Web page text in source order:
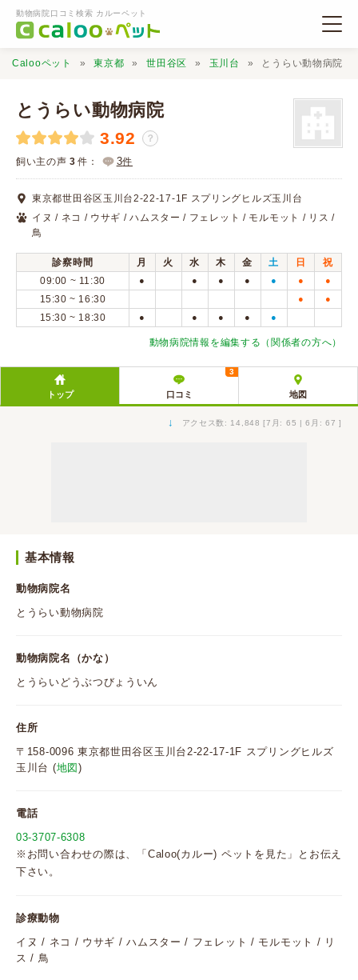
動物病院口コミ検索 カルーペット
動物病院検索
口コミ検索
Calooペットとは？
口コミ投稿
Calooペット 東京都 世田谷区 玉川台 とうらい動物病院
とうらい動物病院
3.92 ？
飼い主の声 3 件： 3件
東京都世田谷区玉川台2-22-17-1F スプリングヒルズ玉川台
イヌ / ネコ / ウサギ / ハムスター / フェレット / モルモット / リス /
鳥
診察時間 月 火 水 木 金 土 日
祝
09:00 ~ 11:30
● ● ● ● ● ● ●
15:30 ~ 16:30 ● ●
15:30 ~ 18:30 ● ● ● ● ●
動物病院情報を編集する（関係者の方へ）
トップ 口コミ
3
地図
↓ アクセス数: 14,848 [7月: 65 | 6月: 67 ]
基本情報
動物病院名
とうらい動物病院
動物病院名（かな）
とうらいどうぶつびょういん
住所
〒158-0096 東京都世田谷区玉川台2-22-17-1F スプリングヒルズ
玉川台 (地図 )
電話
03-3707-6308
※お問い合わせの際は、「Caloo(カルー) ペットを見た」とお伝え
下さい。
診療動物
イヌ / ネコ / ウサギ / ハムスター / フェレット / モルモット / リ
ス / 鳥